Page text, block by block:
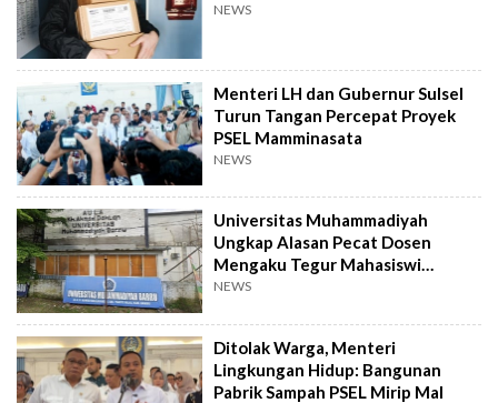
NEWS
Menteri LH dan Gubernur Sulsel
Turun Tangan Percepat Proyek
PSEL Mamminasata
NEWS
Universitas Muhammadiyah
Ungkap Alasan Pecat Dosen
Mengaku Tegur Mahasiswi
Berpakaian Ketat
NEWS
Ditolak Warga, Menteri
Lingkungan Hidup: Bangunan
Pabrik Sampah PSEL Mirip Mal